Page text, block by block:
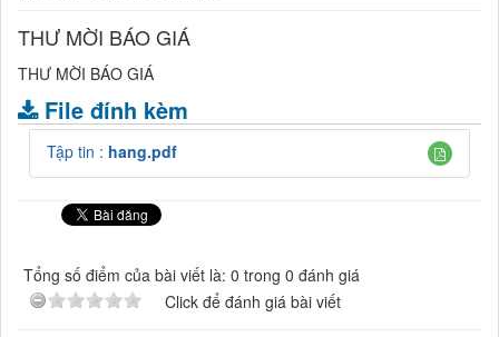
THƯ MỜI BÁO GIÁ
THƯ MỜI BÁO GIÁ
File đính kèm
Tập tin : hang.pdf
Tổng số điểm của bài viết là: 0 trong 0 đánh giá
Click để đánh giá bài viết